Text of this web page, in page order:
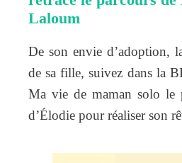
Laloum
De son envie d’adoption,
de sa fille, suivez dans la
Ma vie de maman solo le
d’Élodie pour réaliser son